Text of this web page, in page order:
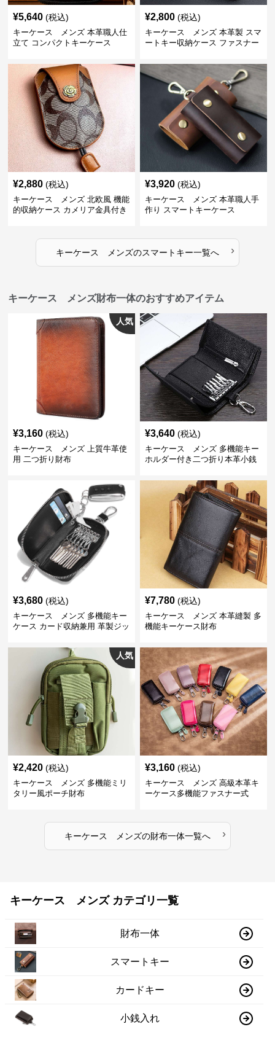
¥5,640 (税込)
キーケース メンズ 本革職人仕
立て コンパクトキーケース
¥2,800 (税込)
キーケース メンズ 本革製 スマ
ートキー収納ケース ファスナー
¥2,880 (税込)
キーケース メンズ 北欧風 機能
的収納ケース カメリア金具付き
¥3,920 (税込)
キーケース メンズ 本革職人手
作り スマートキーケース
キーケース メンズのスマートキー一覧へ ›
キーケース メンズ財布一体のおすすめアイテム
人気
¥3,160 (税込)
キーケース メンズ 上質牛革使
用 二つ折り財布
¥3,640 (税込)
キーケース メンズ 多機能キー
ホルダー付き二つ折り本革小銭
¥3,680 (税込)
キーケース メンズ 多機能キー
ケース カード収納兼用 革製ジッ
¥7,780 (税込)
キーケース メンズ 本革縫製 多
機能キーケース財布
人気
¥2,420 (税込)
キーケース メンズ 多機能ミリ
タリー風ポーチ財布
¥3,160 (税込)
キーケース メンズ 高級本革キ
ーケース多機能ファスナー式
キーケース メンズの財布一体一覧へ ›
キーケース メンズ カテゴリ一覧
財布一体
スマートキー
カードキー
小銭入れ